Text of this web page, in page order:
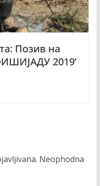
Позив на
2019’
Neophodna